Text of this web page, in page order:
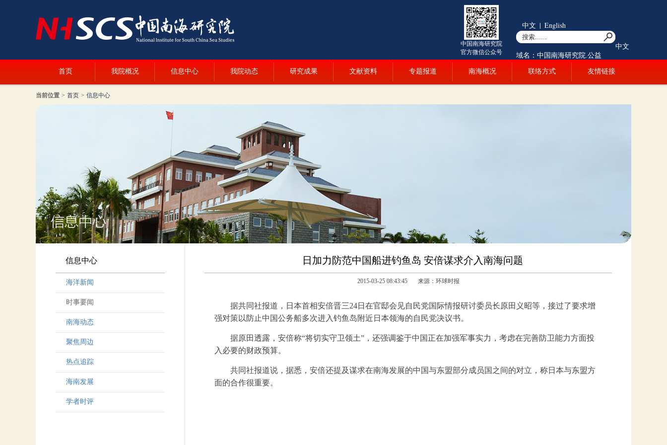
中国南海研究院
官方微信公众号
中文 | English
中文
域名：中国南海研究院.公益
首页 我院概况 信息中心 我院动态 研究成果 文献资料 专题报道 南海概况 联络方式 友情链接
当前位置 > 首页 > 信息中心
信息中心
海洋新闻
时事要闻
南海动态
聚焦周边
热点追踪
海南发展
学者时评
日加力防范中国船进钓鱼岛 安倍谋求介入南海问题
2015-03-25 08:43:45 来源：环球时报
据共同社报道，日本首相安倍晋三24日在官邸会见自民党国际情报研讨委员长原田义昭等，接过了要求增
强对策以防止中国公务船多次进入钓鱼岛附近日本领海的自民党决议书。
据原田透露，安倍称“将切实守卫领土”，还强调鉴于中国正在加强军事实力，考虑在完善防卫能力方面投
入必要的财政预算。
共同社报道说，据悉，安倍还提及谋求在南海发展的中国与东盟部分成员国之间的对立，称日本与东盟方
面的合作很重要。